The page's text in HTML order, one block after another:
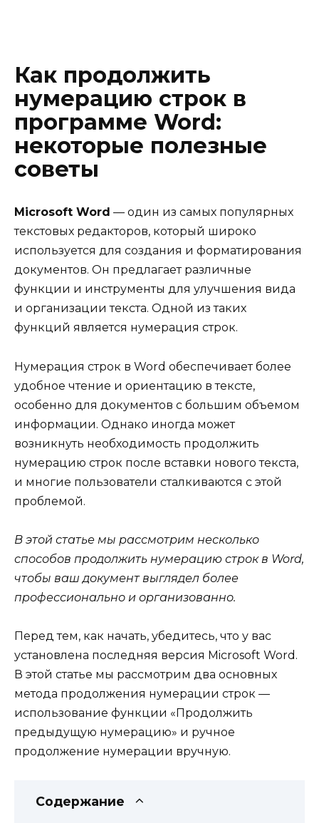
Как продолжить
нумерацию строк в
программе Word:
некоторые полезные
советы
Microsoft Word — один из самых популярных
текстовых редакторов, который широко
используется для создания и форматирования
документов. Он предлагает различные
функции и инструменты для улучшения вида
и организации текста. Одной из таких
функций является нумерация строк.
Нумерация строк в Word обеспечивает более
удобное чтение и ориентацию в тексте,
особенно для документов с большим объемом
информации. Однако иногда может
возникнуть необходимость продолжить
нумерацию строк после вставки нового текста,
и многие пользователи сталкиваются с этой
проблемой.
В этой статье мы рассмотрим несколько
способов продолжить нумерацию строк в Word,
чтобы ваш документ выглядел более
профессионально и организованно.
Перед тем, как начать, убедитесь, что у вас
установлена последняя версия Microsoft Word.
В этой статье мы рассмотрим два основных
метода продолжения нумерации строк —
использование функции «Продолжить
предыдущую нумерацию» и ручное
продолжение нумерации вручную.
Содержание